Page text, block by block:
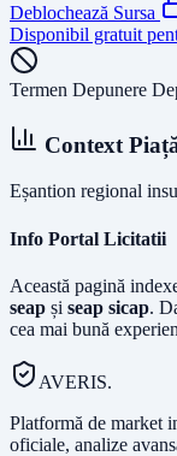
Deblochează Sursa
Disponibil gratuit
Termen Depunere
Context
Eșantion regional
Info Portal Licitatii
Această pagină
seap și seap sicap.
cea mai bună
AVERIS.
Platformă de market
oficiale, analize